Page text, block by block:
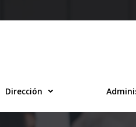
Dirección